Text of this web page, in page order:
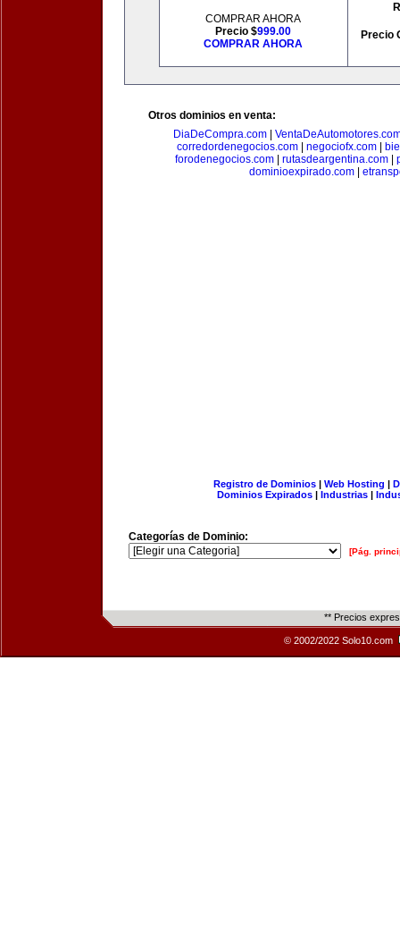
COMPRAR AHORA
Precio $999.00
COMPRAR AHORA
Precio
Otros dominios en venta:
DiaDeCompra.com|
corredordenegocios.com
negociofx.com
forodenegocios.com| rutasdeargentina.com|
dominioexpirado.com|
Registro de Dominios| Web Hosting |
Dominios Expirados | Industrias |
Categorías de Dominio:
[Pág.
** Precios
© 2002/2022 Solo10.com